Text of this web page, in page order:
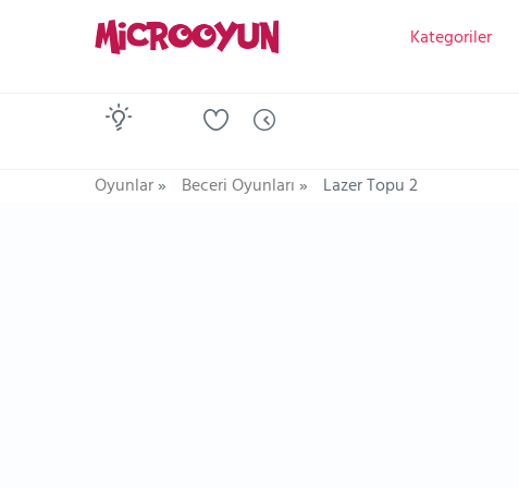
Kategoriler
Oyunlar» Beceri Oyunları» Lazer Topu 2